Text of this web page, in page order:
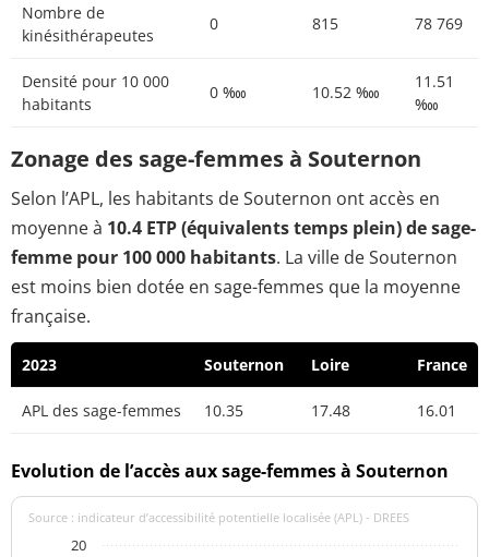
Nombre de
kinésithérapeutes
0 815 78 769
Densité pour 10 000
habitants
0 ‱ 10.52 ‱
11.51
‱
Zonage des sage-femmes à Souternon
Selon l’APL, les habitants de Souternon ont accès en
moyenne à 10.4 ETP (équivalents temps plein) de sage-
femme pour 100 000 habitants. La ville de Souternon
est moins bien dotée en sage-femmes que la moyenne
française.
2023 Souternon Loire France
APL des sage-femmes 10.35 17.48 16.01
Evolution de l’accès aux sage-femmes à Souternon
Source : indicateur d’accessibilité potentielle localisée (APL) - DREES
20